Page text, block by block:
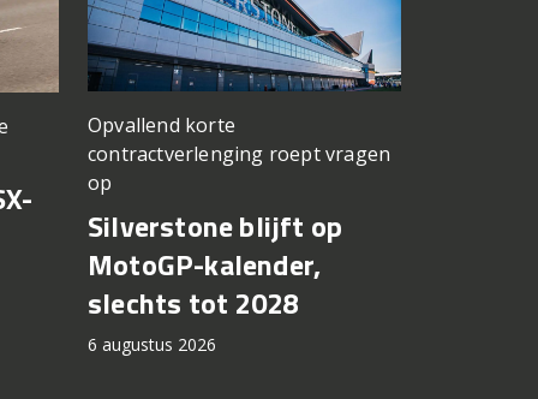
Opvallend korte
contractverlenging roept vragen
op
Silverstone blijft op
MotoGP-kalender,
slechts tot 2028
6 augustus 2026